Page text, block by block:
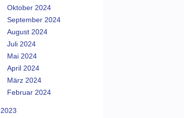
Oktober 2024
September 2024
August 2024
Juli 2024
Mai 2024
April 2024
März 2024
Februar 2024
2023